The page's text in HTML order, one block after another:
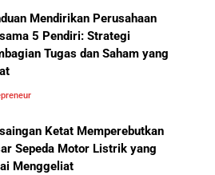
di Perusahaan Orang Lain
Sendiri Adalah Langkah
Harus Bekerja di Perusahaan
Bikin Bisnis Sendiri
Mendirikan Perusahaan
5 Pendiri: Strategi
Tugas dan Saham yang
Ketat Memperebutkan
Sepeda Motor Listrik yang
Menggeliat